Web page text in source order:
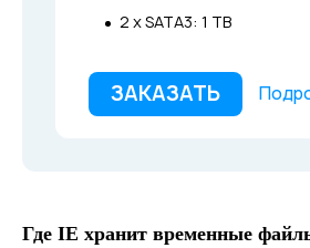
2 x SATA3: 1 TB
ЗАКАЗАТЬ
Где IE хранит временные